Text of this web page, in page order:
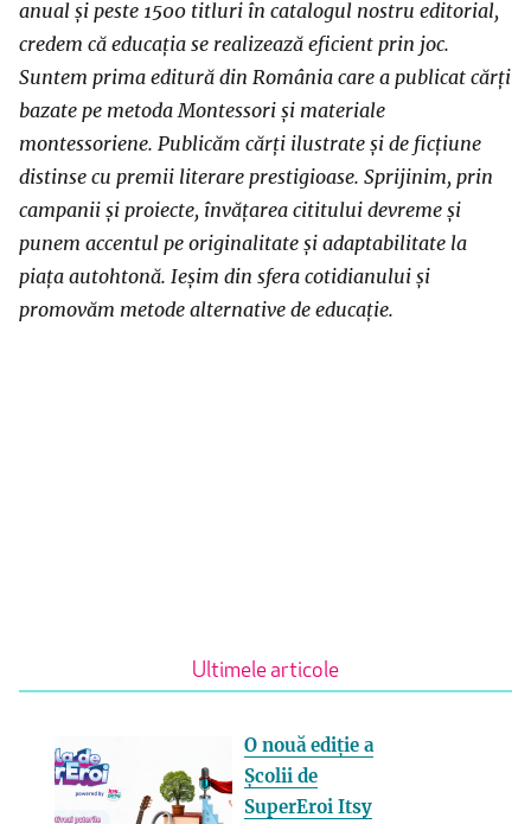
anual și peste 1500 titluri în catalogul nostru editorial,
credem că educația se realizează eficient prin joc.
Suntem prima editură din România care a publicat cărți
bazate pe metoda Montessori și materiale
montessoriene. Publicăm cărți ilustrate și de ficțiune
distinse cu premii literare prestigioase. Sprijinim, prin
campanii și proiecte, învățarea cititului devreme și
punem accentul pe originalitate şi adaptabilitate la
piaţa autohtonă. Ieșim din sfera cotidianului și
promovăm metode alternative de educație.
Ultimele articole
O nouă ediție a
Școlii de
SuperEroi Itsy